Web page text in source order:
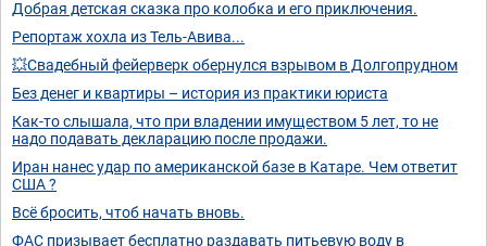
Добрая детская сказка про колобка и его приключения.
Репортаж хохла из Тель-Авива...
💥Свадебный фейерверк обернулся взрывом в Долгопрудном
Без денег и квартиры – история из практики юриста
Как-то слышала, что при владении имуществом 5 лет, то не
надо подавать декларацию после продажи.
Иран нанес удар по американской базе в Катаре. Чем ответит
США ?
Всё бросить, чтоб начать вновь.
ФАС призывает бесплатно раздавать питьевую воду в